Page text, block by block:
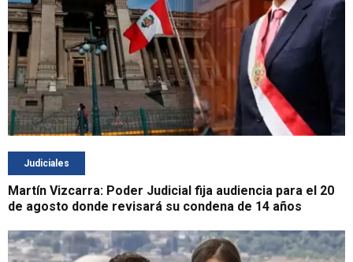
Judiciales
Martín Vizcarra: Poder Judicial fija audiencia para el 20
de agosto donde revisará su condena de 14 años